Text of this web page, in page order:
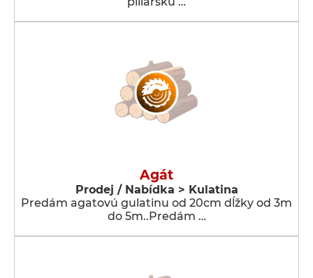
Agát
Prodej / Nabídka > Kulatina
Predám agatovú gulatinu od 20cm dĺžky od 3m
do 5m..Predám …